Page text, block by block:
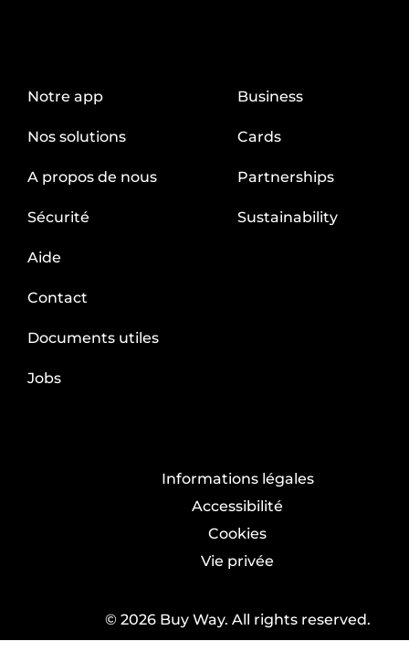
Notre app
Nos solutions
A propos de nous
Sécurité
Business
Cards
Partnerships
Sustainability
Aide
Contact
Documents utiles
Jobs
Informations légales
Accessibilité
Cookies
Vie privée
© 2026 Buy Way. All rights reserved.